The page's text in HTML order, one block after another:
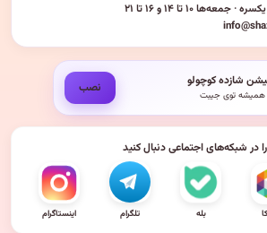
شازده کوچولو
همیشه توی جیبت نصب
در شبکه‌های اجتماعی دنبال کنید
بله تلگرام اینستاگرام